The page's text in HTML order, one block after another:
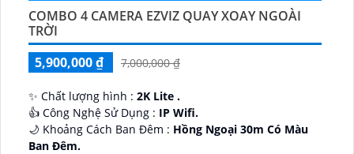
COMBO 4 CAMERA EZVIZ QUAY XOAY NGOÀI
TRỜI
5,900,000 ₫
7,000,000 ₫
✨ Chất lượng hình : 2K Lite .
👍 Công Nghệ Sử Dụng : IP Wifi.
🌙 Khoảng Cách Ban Đêm : Hồng Ngoại 30m Có Màu
Ban Ðêm.